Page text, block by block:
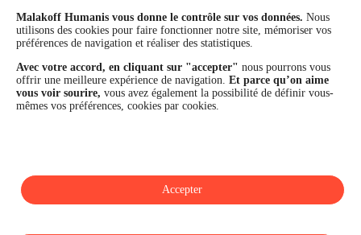
financière et la performance du Groupe sont confirmées par une
notation A+ attribuée depuis 4 ans par S&P Global Ratings et
Fitch Ratings. Sur les plans extra-financiers, Malakoff Humanis
figure parmi les 2% des entreprises les mieux notées au monde
en matière de critères RSE (Ecovadis, niveau Gold - 81/100 en
2026). Enfin, Malakoff Humanis est certifié Top Employer France
par le Top Employers Institute depuis 3 ans.
Malakoff Humanis vous donne le contrôle sur vos données. Nous
utilisons des cookies pour faire fonctionner notre site, mémoriser vos
préférences de navigation et réaliser des statistiques.
Avec votre accord, en cliquant sur "accepter" nous pourrons vous
offrir une meilleure expérience de navigation. Et parce qu’on aime
vous voir sourire, vous avez également la possibilité de définir vous-
mêmes vos préférences, cookies par cookies.
Accepter